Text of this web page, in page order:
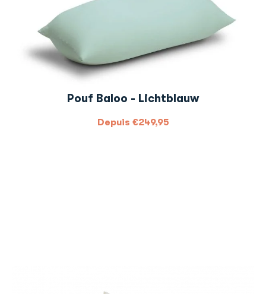
Pouf Baloo - Lichtblauw
Depuis €249,95